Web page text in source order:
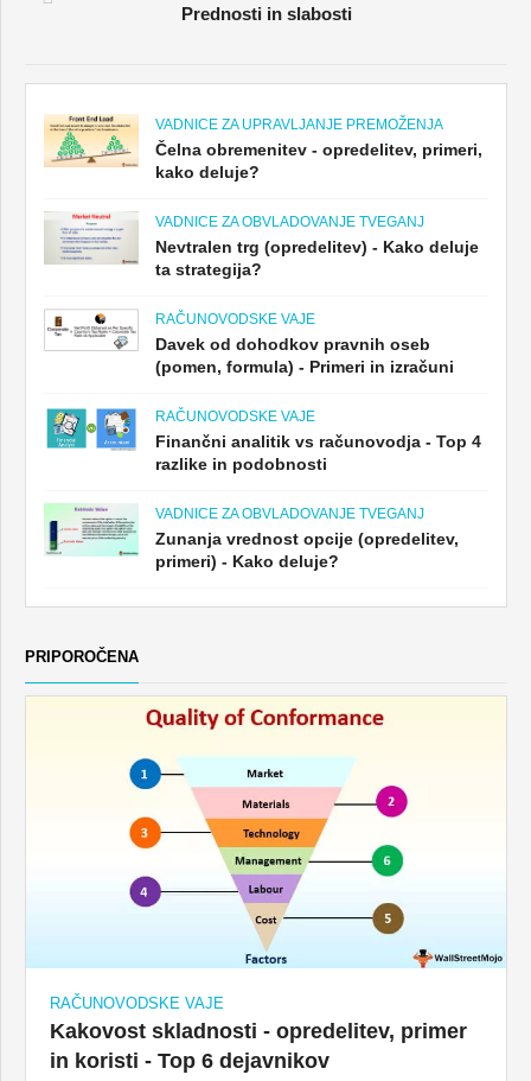
Prednosti in slabosti
VADNICE ZA UPRAVLJANJE PREMOŽENJA
Čelna obremenitev - opredelitev, primeri,
kako deluje?
VADNICE ZA OBVLADOVANJE TVEGANJ
Nevtralen trg (opredelitev) - Kako deluje
ta strategija?
RAČUNOVODSKE VAJE
Davek od dohodkov pravnih oseb
(pomen, formula) - Primeri in izračuni
RAČUNOVODSKE VAJE
Finančni analitik vs računovodja - Top 4
razlike in podobnosti
VADNICE ZA OBVLADOVANJE TVEGANJ
Zunanja vrednost opcije (opredelitev,
primeri) - Kako deluje?
PRIPOROČENA
RAČUNOVODSKE VAJE
Kakovost skladnosti - opredelitev, primer
in koristi - Top 6 dejavnikov